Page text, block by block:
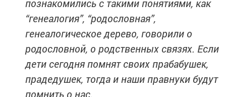
познакомились с такими понятиями, как
“генеалогия”, “родословная”,
генеалогическое дерево, говорили о
родословной, о родственных связях. Если
дети сегодня помнят своих прабабушек,
прадедушек, тогда и наши правнуки будут
помнить о нас.